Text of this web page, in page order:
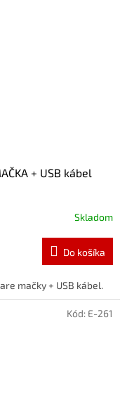
+ USB kábel
Skladom
Do košíka
mačky + USB kábel.
Kód: E-261